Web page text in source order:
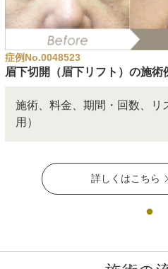
症例No.0048523
眉下切開（眉下リフト）の施術
施術、料金、期間・回数、リ
用）
詳しくはこちら